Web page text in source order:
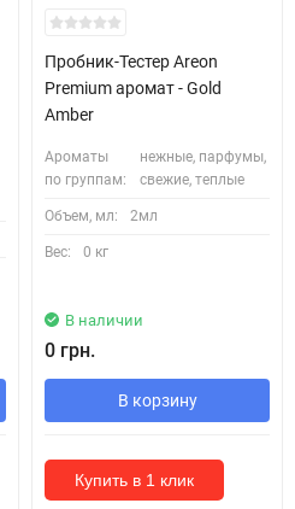
Кожні 1500₴ чеку = 1 тестер
Пробник-Тестер Areon
Premium аромат - Gold
Amber
Ароматы
по группам:
нежные, парфумы,
свежие, теплые
Объем, мл: 2мл
Вес: 0 кг
В наличии
0 грн.
В корзину
Купить в 1 клик